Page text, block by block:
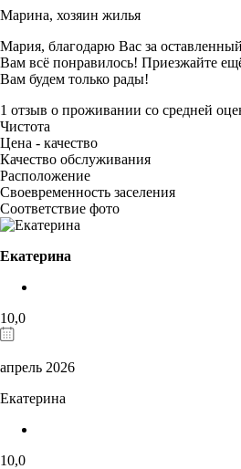
Марина, хозяин жилья
Мария, благодарю Вас за
Вам всё понравилось! Приезжайте
Вам будем только рады!
1 отзыв о проживании со средней
Чистота
Цена - качество
Качество обслуживания
Расположение
Своевременность заселения
Соответствие фото
Екатерина
10,0
апрель 2026
Екатерина
10,0